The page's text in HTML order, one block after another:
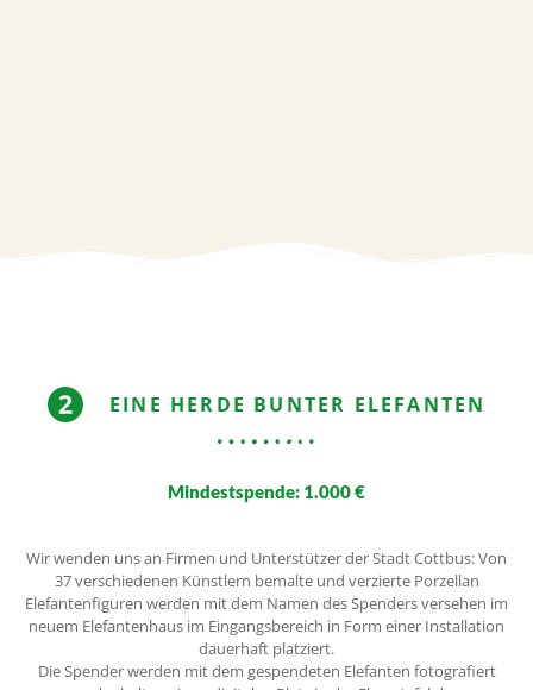
EINE HERDE BUNTER ELEFANTEN
Mindestspende: 1.000 €
Wir wenden uns an Firmen und Unterstützer der Stadt Cottbus: Von
37 verschiedenen Künstlern bemalte und verzierte Porzellan
Elefantenfiguren werden mit dem Namen des Spenders versehen im
neuem Elefantenhaus im Eingangsbereich in Form einer Installation
dauerhaft platziert.
Die Spender werden mit dem gespendeten Elefanten fotografiert